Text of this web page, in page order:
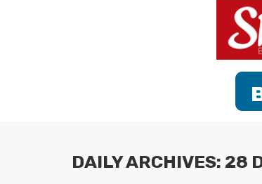
DAILY ARCHIVES: 28